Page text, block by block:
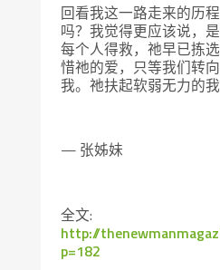
回看我这一路走来的历
吗？我觉得更应该说，
每个人得救，祂早已拣
惜祂的爱，只等我们转
我。祂扶起软弱无力的我
— 张姊妹
全文:
http://
p=182